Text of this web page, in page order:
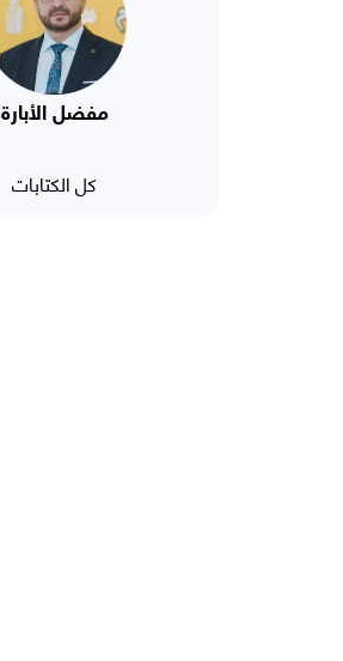
مفضل الأبارة
كل الكتابات